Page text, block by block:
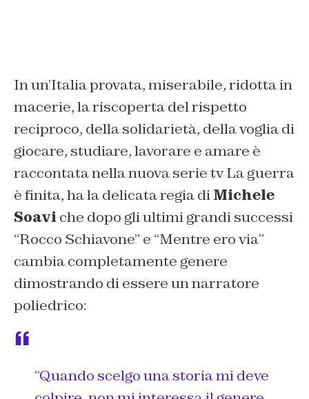
In un’Italia provata, miserabile, ridotta in
macerie, la riscoperta del rispetto
reciproco, della solidarietà, della voglia di
giocare, studiare, lavorare e amare è
raccontata nella nuova serie tvLa guerra
è finita, ha la delicata regia diMichele
Soavi che dopo gli ultimi grandi successi
“Rocco Schiavone” e “Mentre ero via”
cambia completamente genere
dimostrando di essere un narratore
poliedrico:
“Quando scelgo una storia mi deve